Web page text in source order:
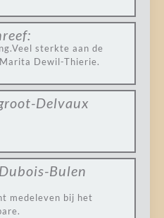
sterkte aan de
Dewil-Thierie.
Delvaux
Bulen
medeleven bij het